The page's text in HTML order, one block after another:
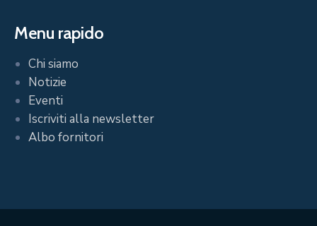
Menu rapido
Chi siamo
Notizie
Eventi
Iscriviti alla newsletter
Albo fornitori